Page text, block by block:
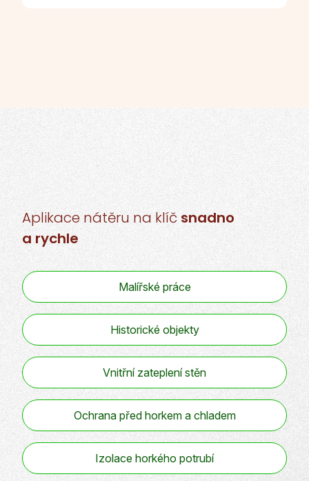
Aplikace nátěru na klíč snadno
a rychle
Malířské práce
Historické objekty
Vnitřní zateplení stěn
Ochrana před horkem a chladem
Izolace horkého potrubí